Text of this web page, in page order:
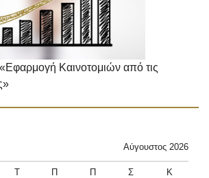
Καινοτομιών από τις
Αύγουστος 2026
Τ Π Π Σ Κ